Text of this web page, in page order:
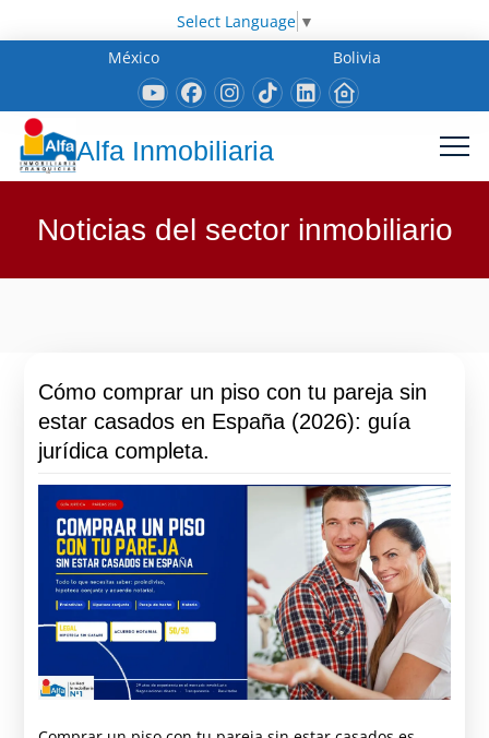
Select Language ▼
México
Bolivia
Alfa Inmobiliaria
Noticias del sector inmobiliario
Cómo comprar un piso con tu pareja sin
estar casados en España (2026): guía
jurídica completa.